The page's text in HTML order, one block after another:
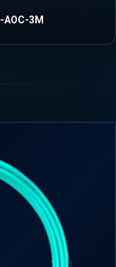
AOC-3M